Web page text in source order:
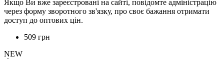
Якщо Ви вже зареєстровані на сайті, повідомте адміністрацію
через форму зворотного зв'язку, про своє бажання отримати
доступ до оптових цін.
509 грн
NEW